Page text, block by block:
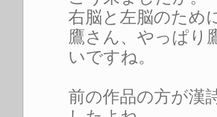
右脳と左脳のため
鷹さん、やっぱり
いですね。
前の作品の方が漢